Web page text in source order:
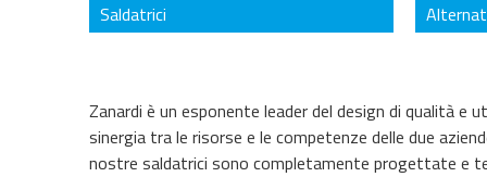
Saldatrici
Zanardi è un esponente leader del design di qualità
sinergia tra le risorse e le competenze delle due
nostre saldatrici sono completamente progettate e